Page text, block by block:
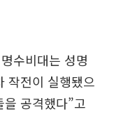
수비대는 성명
작전이 실행됐으
을 공격했다”고